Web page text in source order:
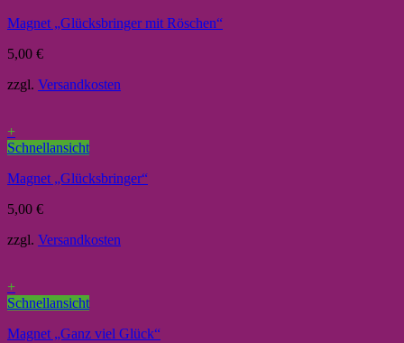
Magnet „Glücksbringer mit Röschen“
5,00 €
zzgl. Versandkosten
+
Schnellansicht
Magnet „Glücksbringer“
5,00 €
zzgl. Versandkosten
+
Schnellansicht
Magnet „Ganz viel Glück“